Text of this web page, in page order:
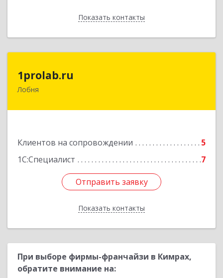
Показать контакты
Назад
1prolab.ru
Лобня
Клиентов на сопровождении
5
1С:Специалист
7
Отправить заявку
Показать контакты
141865, Московская обл, Дмитровский р-н,
Отправить заявку
Назад
При выборе фирмы-франчайзи в Кимрах,
обратите внимание на: